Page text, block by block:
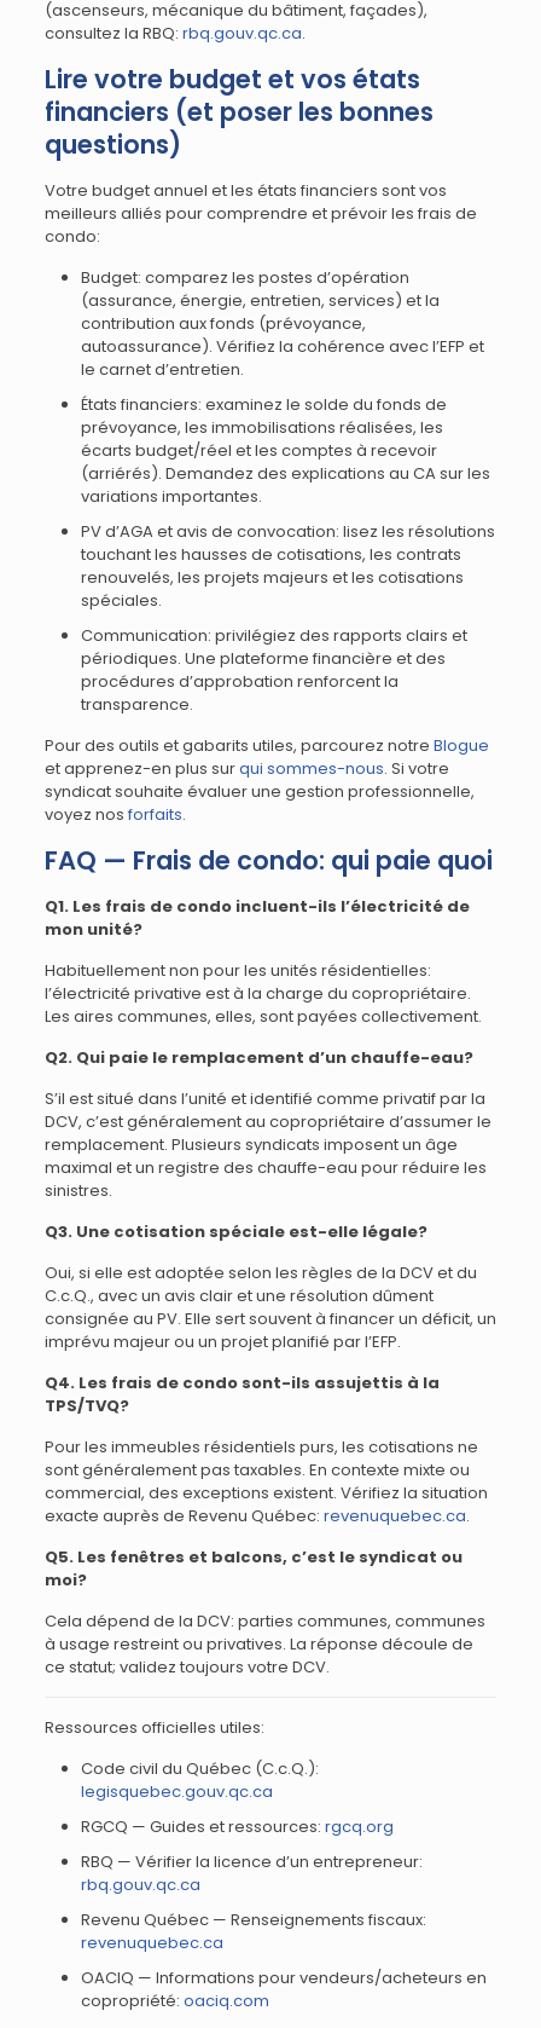
(ascenseurs, mécanique du bâtiment, façades),
consultez la RBQ: rbq.gouv.qc.ca.
Lire votre budget et vos états
financiers (et poser les bonnes
questions)
Votre budget annuel et les états financiers sont vos
meilleurs alliés pour comprendre et prévoir les frais de
condo:
Budget: comparez les postes d’opération
(assurance, énergie, entretien, services) et la
contribution aux fonds (prévoyance,
autoassurance). Vérifiez la cohérence avec l’EFP et
le carnet d’entretien.
États financiers: examinez le solde du fonds de
prévoyance, les immobilisations réalisées, les
écarts budget/réel et les comptes à recevoir
(arriérés). Demandez des explications au CA sur les
variations importantes.
PV d’AGA et avis de convocation: lisez les résolutions
touchant les hausses de cotisations, les contrats
renouvelés, les projets majeurs et les cotisations
spéciales.
Communication: privilégiez des rapports clairs et
périodiques. Une plateforme financière et des
procédures d’approbation renforcent la
transparence.
Pour des outils et gabarits utiles, parcourez notre Blogue
et apprenez-en plus surqui sommes-nous. Si votre
syndicat souhaite évaluer une gestion professionnelle,
voyez nos forfaits.
FAQ — Frais de condo: qui paie quoi
Q1. Les frais de condo incluent-ils l’électricité de
mon unité?
Habituellement non pour les unités résidentielles:
l’électricité privative est à la charge du copropriétaire.
Les aires communes, elles, sont payées collectivement.
Q2. Qui paie le remplacement d’un chauffe-eau?
S’il est situé dans l’unité et identifié comme privatif par la
DCV, c’est généralement au copropriétaire d’assumer le
remplacement. Plusieurs syndicats imposent un âge
maximal et un registre des chauffe-eau pour réduire les
sinistres.
Q3. Une cotisation spéciale est-elle légale?
Oui, si elle est adoptée selon les règles de la DCV et du
C.c.Q., avec un avis clair et une résolution dûment
consignée au PV. Elle sert souvent à financer un déficit, un
imprévu majeur ou un projet planifié par l’EFP.
Q4. Les frais de condo sont-ils assujettis à la
TPS/TVQ?
Pour les immeubles résidentiels purs, les cotisations ne
sont généralement pas taxables. En contexte mixte ou
commercial, des exceptions existent. Vérifiez la situation
exacte auprès de Revenu Québec: revenuquebec.ca.
Q5. Les fenêtres et balcons, c’est le syndicat ou
moi?
Cela dépend de la DCV: parties communes, communes
à usage restreint ou privatives. La réponse découle de
ce statut; validez toujours votre DCV.
Ressources officielles utiles:
Code civil du Québec (C.c.Q.):
legisquebec.gouv.qc.ca
RGCQ — Guides et ressources: rgcq.org
RBQ — Vérifier la licence d’un entrepreneur:
rbq.gouv.qc.ca
Revenu Québec — Renseignements fiscaux:
revenuquebec.ca
OACIQ — Informations pour vendeurs/acheteurs en
copropriété: oaciq.com